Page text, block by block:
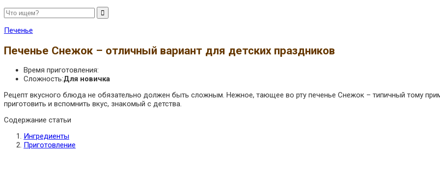
Печенье
Печенье Снежок – отличный вариант для детских праздников
Время приготовления:
Сложность:Для новичка
Рецепт вкусного блюда не обязательно должен быть сложным. Нежное, тающее во рту печенье Снежок – типичный тому
приготовить и вспомнить вкус, знакомый с детства.
Содержание статьи
Ингредиенты
Приготовление